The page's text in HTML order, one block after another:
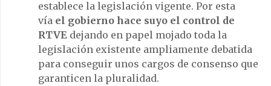
establece la legislación vigente. Por esta
vía el gobierno hace suyo el control de
RTVE dejando en papel mojado toda la
legislación existente ampliamente debatida
para conseguir unos cargos de consenso que
garanticen la pluralidad.